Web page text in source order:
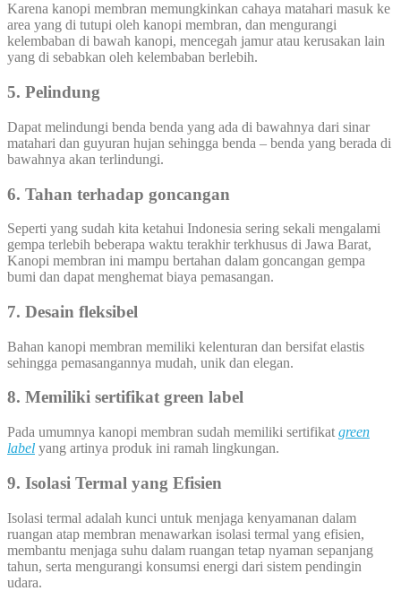
Karena kanopi membran memungkinkan cahaya matahari masuk ke
area yang di tutupi oleh kanopi membran, dan mengurangi
kelembaban di bawah kanopi, mencegah jamur atau kerusakan lain
yang di sebabkan oleh kelembaban berlebih.
5. Pelindung
Dapat melindungi benda benda yang ada di bawahnya dari sinar
matahari dan guyuran hujan sehingga benda – benda yang berada di
bawahnya akan terlindungi.
6. Tahan terhadap goncangan
Seperti yang sudah kita ketahui Indonesia sering sekali mengalami
gempa terlebih beberapa waktu terakhir terkhusus di Jawa Barat,
Kanopi membran ini mampu bertahan dalam goncangan gempa
bumi dan dapat menghemat biaya pemasangan.
7. Desain fleksibel
Bahan kanopi membran memiliki kelenturan dan bersifat elastis
sehingga pemasangannya mudah, unik dan elegan.
8. Memiliki sertifikat green label
Pada umumnya kanopi membran sudah memiliki sertifikat green
label yang artinya produk ini ramah lingkungan.
9. Isolasi Termal yang Efisien
Isolasi termal adalah kunci untuk menjaga kenyamanan dalam
ruangan atap membran menawarkan isolasi termal yang efisien,
membantu menjaga suhu dalam ruangan tetap nyaman sepanjang
tahun, serta mengurangi konsumsi energi dari sistem pendingin
udara.